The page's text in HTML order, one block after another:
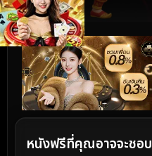
หนังฟรีที่คุณอาจจะชอบ